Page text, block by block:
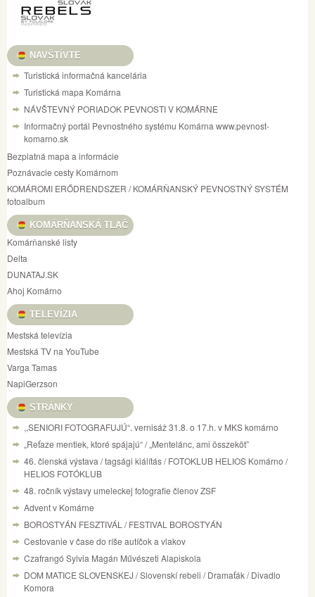
NAVŠTÍVTE
Turistická informačná kancelária
Turistická mapa Komárna
NÁVŠTEVNÝ PORIADOK PEVNOSTI V KOMÁRNE
Informačný portál Pevnostného systému Komárna www.pevnost-
komarno.sk
Bezplatná mapa a informácie
Poznávacie cesty Komárnom
KOMÁROMI ERŐDRENDSZER / KOMÁRŇANSKÝ PEVNOSTNÝ SYSTÉM
fotoalbum
KOMÁRŇANSKÁ TLAČ
Komárňanské listy
Delta
DUNATAJ.SK
Ahoj Komárno
TELEVÍZIA
Mestská televízia
Mestská TV na YouTube
Varga Tamas
NapiGerzson
STRÁNKY
,,SENIORI FOTOGRAFUJÚ“. vernisáž 31.8. o 17.h. v MKS komárno
„Reťaze mentiek, ktoré spájajú“ / „Mentelánc, ami összeköt”
46. členská výstava / tagsági kiálítás / FOTOKLUB HELIOS Komárno /
HELIOS FOTÓKLUB
48. ročník výstavy umeleckej fotografie členov ZSF
Advent v Komárne
BOROSTYÁN FESZTIVÁL / FESTIVAL BOROSTYÁN
Cestovanie v čase do ríše autíčok a vlakov
Czafrangó Sylvia Magán Művészeti Alapiskola
DOM MATICE SLOVENSKEJ / Slovenskí rebeli / Dramaťák / Divadlo
Komora